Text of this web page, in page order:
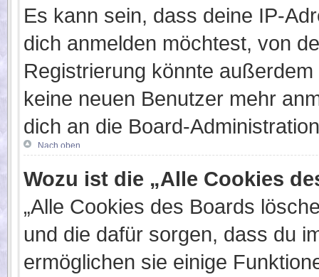
Es kann sein, dass deine IP-
dich anmelden möchtest, von
Registrierung könnte
keine neuen Benutzer mehr
dich an die Board-
Nach oben
Wozu ist die „Alle Cookies
„Alle Cookies des Boards
und die dafür sorgen, dass du
ermöglichen sie einige